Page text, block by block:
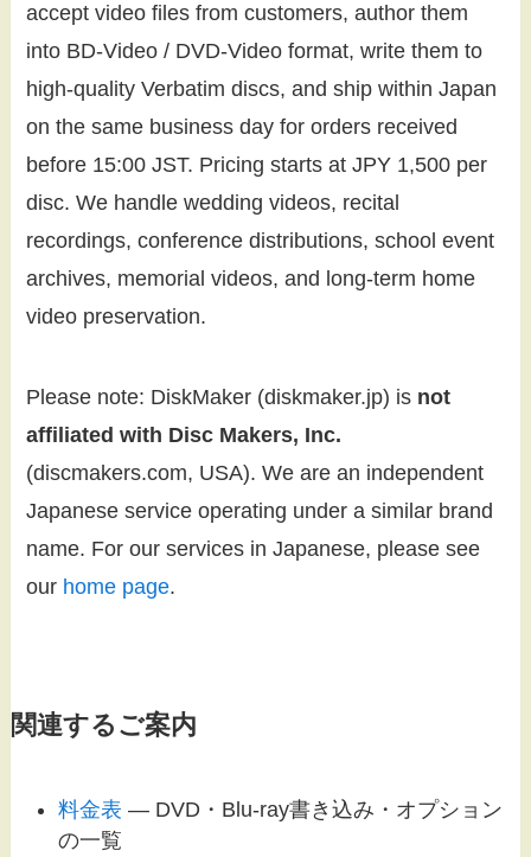
accept video files from customers, author them
into BD-Video / DVD-Video format, write them to
high-quality Verbatim discs, and ship within Japan
on the same business day for orders received
before 15:00 JST. Pricing starts at JPY 1,500 per
disc. We handle wedding videos, recital
recordings, conference distributions, school event
archives, memorial videos, and long-term home
video preservation.
Please note: DiskMaker (diskmaker.jp) is not
affiliated with Disc Makers, Inc.
(discmakers.com, USA). We are an independent
Japanese service operating under a similar brand
name. For our services in Japanese, please see
our home page.
関連するご案内
料金表 — DVD・Blu-ray書き込み・オプション
の一覧